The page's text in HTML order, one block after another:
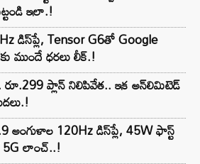
ఇలా.!
డిస్‌ప్లే, Tensor G6తో Google
ముందే ధరలు లీక్.!
రూ.299 ప్లాన్ నిలిపివేత.. ఇక అన్‌లిమిటెడ్
అంగుళాల 120Hz డిస్‌ప్లే, 45W ఫాస్ట్
5G లాంచ్..!